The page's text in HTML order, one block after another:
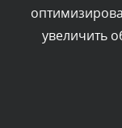
Текст
увеличить